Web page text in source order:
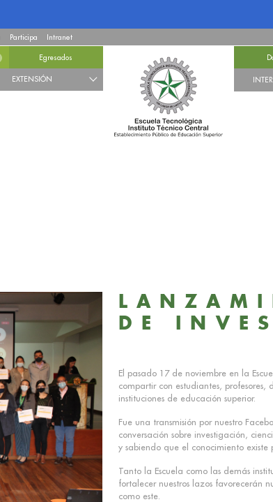
Participa Intranet
Egresados
EXTENSIÓN
DE
El pasado 17 de noviembre en la
compartir con estudiantes,
instituciones de educación superior.
Fue una transmisión por nuestro
conversación sobre investigación,
y sabiendo que el conocimiento
Tanto la Escuela como las demás
fortalecer nuestros lazos favorecerán
como este.